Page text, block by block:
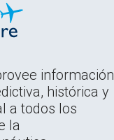
información
histórica y
a todos los
la